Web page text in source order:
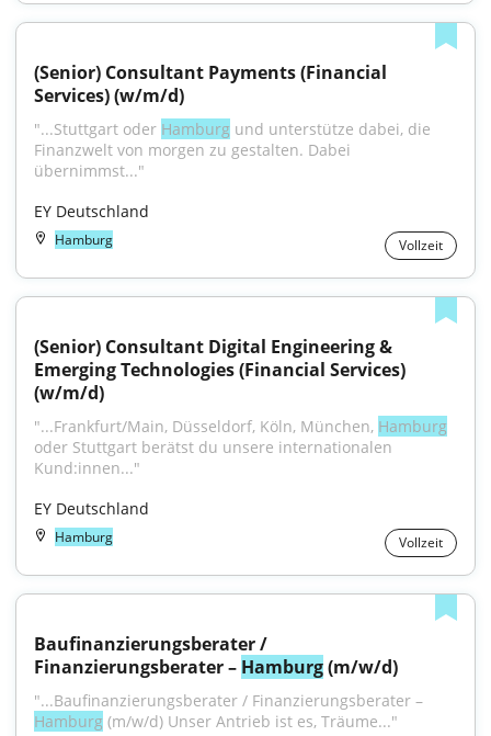
(Senior) Consultant Payments (Financial
Services) (w/m/d)
"...Stuttgart oder Hamburg und unterstütze dabei, die
Finanzwelt von morgen zu gestalten. Dabei
übernimmst..."
EY Deutschland
Hamburg Vollzeit
(Senior) Consultant Digital Engineering &
Emerging Technologies (Financial Services)
(w/m/d)
"...Frankfurt/Main, Düsseldorf, Köln, München, Hamburg
oder Stuttgart berätst du unsere internationalen
Kund:innen..."
EY Deutschland
Hamburg Vollzeit
Baufinanzierungsberater /
Finanzierungsberater – Hamburg (m/w/d)
Hamburg (m/w/d) Unser Antrieb ist es, Träume..."